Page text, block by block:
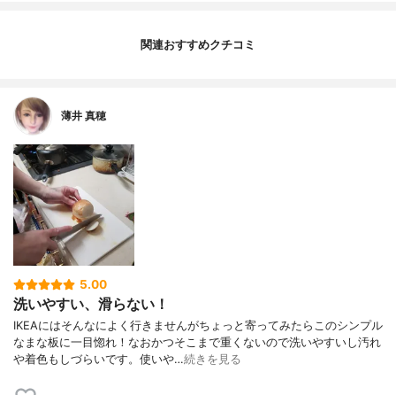
関連おすすめクチコミ
薄井 真穂
5.00
洗いやすい、滑らない！
IKEAにはそんなによく行きませんがちょっと寄ってみたらこのシンプル
なまな板に一目惚れ！なおかつそこまで重くないので洗いやすいし汚れ
や着色もしづらいです。使いや…続きを見る